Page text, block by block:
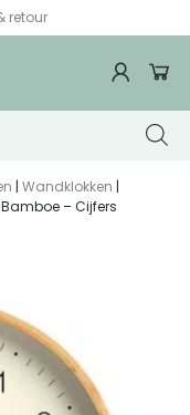
retour
| Wandklokken |
– Cijfers